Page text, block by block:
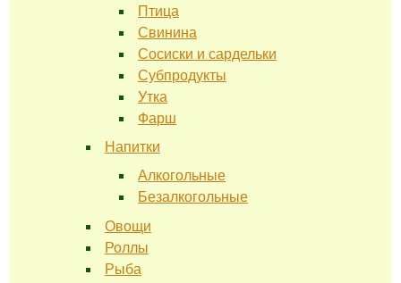
Птица
Свинина
Сосиски и сардельки
Субпродукты
Утка
Фарш
Напитки
Алкогольные
Безалкогольные
Овощи
Роллы
Рыба